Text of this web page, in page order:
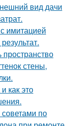
вид дачи
имитацией
стены,
как это
по